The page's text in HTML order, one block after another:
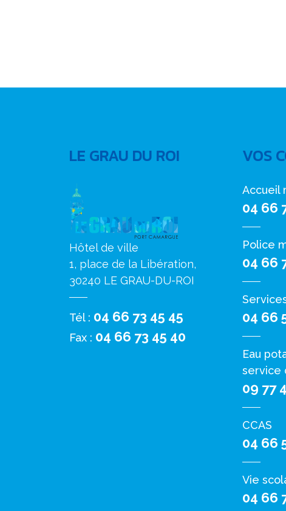
LE GRAU DU ROI
Hôtel de ville
1, place de la Libération,
30240 LE GRAU-DU-ROI
Tél : 04 66 73 45 45
Fax : 04 66 73 45 40
VOS
Accueil
04 66
Police
04 66
04 66
Eau
service
09 77
CCAS
04 66
Vie
04 66